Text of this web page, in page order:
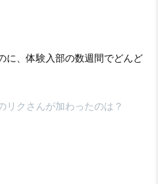
に、体験入部の数週間でどんど
リクさんが加わったのは？